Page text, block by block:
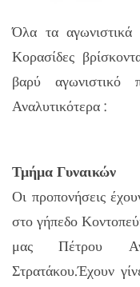
Όλα τα αγωνιστικά
Κορασίδες
βαρύ αγωνιστικό
Αναλυτικότερα :
Τμήμα Γυναικών
Οι προπονήσεις
στο γήπεδο
μας Πέτρου
Στρατάκου.Έχουν